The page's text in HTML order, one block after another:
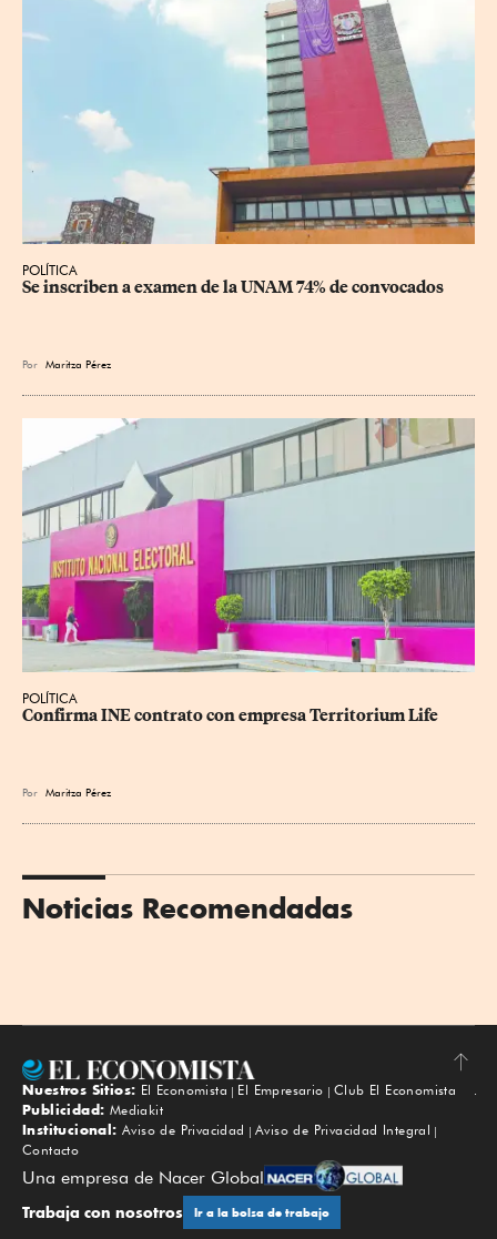
POLÍTICA
Se inscriben a examen de la UNAM 74% de convocados
Por Maritza Pérez
POLÍTICA
Confirma INE contrato con empresa Territorium Life
Por Maritza Pérez
Noticias Recomendadas
Subir
Nuestros Sitios: El Economista El Empresario
Club El Economista
Publicidad: Mediakit
Institucional: Aviso de Privacidad
Aviso de Privacidad Integral
Contacto
Una empresa de Nacer Global
Trabaja con nosotros Ir a la bolsa de trabajo